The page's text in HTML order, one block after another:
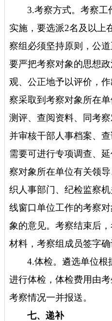
3.考察方式。考察工
实施，要选派2名及以上
察组必须坚持原则，公
要严把考察对象的思想
观、公正地予以评价，
察采取到考察对象所在
测评、查阅资料、同考
并审核干部人事档案、
需要可进行专项调查、
察对象所在单位有关领
织人事部门、纪检监察
线窗口单位工作的考察
象的意见。考察结束后
材料，考察组成员签字确
4.体检。遴选单位根
进行体检，体检费用由
考察情况一并报送。
七、递补